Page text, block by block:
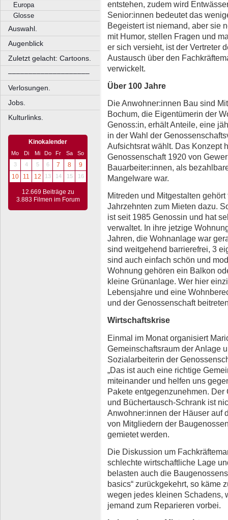
Europa
Glosse
Auswahl.
Augenblick
Zuletzt gelacht: Cartoons.
––––––––––––––––––––
Verlosungen.
Jobs.
Kulturlinks.
Kinokalender
Mo Di Mi Do Fr Sa
So
3
4 5 6 7 8
9
10
11 12 13 14 15 16
12.669 Beiträge zu
3.883 Filmen im Forum
entstehen, zudem wird
Senior:innen bedeutet das
Begeistert ist niemand, aber sie
mit Humor, stellen Fragen und
er sich versieht, ist der Vertreter
Austausch über den
verwickelt.
Über 100 Jahre
Die Anwohner:innen Bau sind
Bochum, die Eigentümerin der
Genoss:in, erhält Anteile, eine
in der Wahl der
Aufsichtsrat wählt. Das Konzept
Genossenschaft 1920 von
Bauarbeiter:innen, als
Mangelware war.
Mitreden und Mitgestalten
Jahrzehnten zum Mieten dazu.
ist seit 1985 Genossin und hat
verwaltet. In ihre jetzige
Jahren, die Wohnanlage war
sind weitgehend barrierefrei, 3
sind auch einfach schön und
Wohnung gehören ein Balkon
kleine Grünanlage. Wer hier
Lebensjahre und eine
und der Genossenschaft
Wirtschaftskrise
Einmal im Monat organisiert
Gemeinschaftsraum der Anlage
Sozialarbeiterin der
„Das ist auch eine richtige
miteinander und helfen uns
Pakete entgegenzunehmen.
und Büchertausch-Schrank ist
Anwohner:innen der Häuser auf
von Mitgliedern der
gemietet werden.
Die Diskussion um
schlechte wirtschaftliche Lage
belasten auch die
basics“ zurückgekehrt, so käme
wegen jedes kleinen Schadens,
jemand zum Reparieren vorbei.